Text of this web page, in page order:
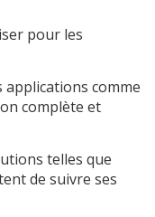
pour les
applications comme
complète et
telles que
de suivre ses